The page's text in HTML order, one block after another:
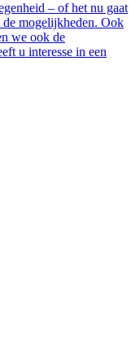
– of het nu gaat
de mogelijkheden. Ook
we ook de
u interesse in een